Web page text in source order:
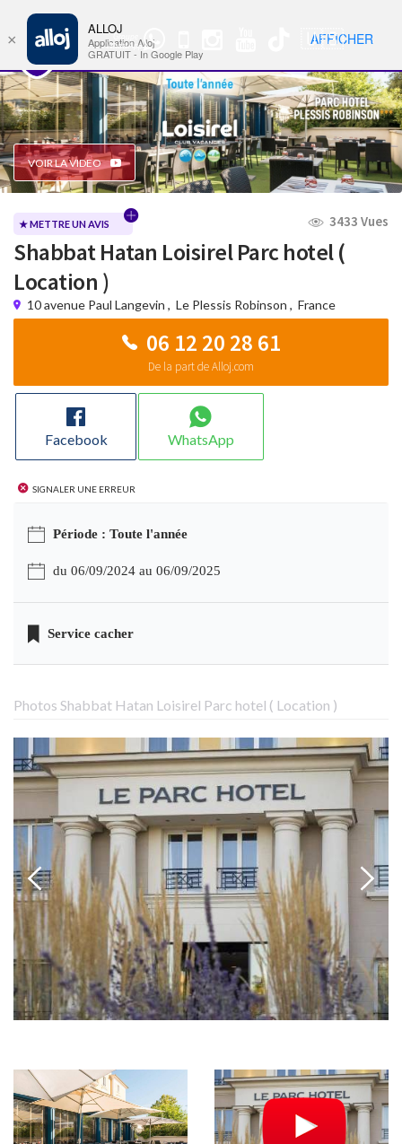
Groupe
WhatsApp
🇺🇸 Nav
VOIR LA VIDEO
★ METTRE UN AVIS 3433 Vues
Shabbat Hatan Loisirel Parc hotel (
Location )
10 avenue Paul Langevin , Le Plessis Robinson , France
06 12 20 28 61
De la part de Alloj.com
Facebook WhatsApp
Signaler une erreur
Période : Toute l'année
du 06/09/2024 au 06/09/2025
Service cacher
Photos Shabbat Hatan Loisirel Parc hotel ( Location )
×
ALLOJ
Application Alloj
GRATUIT - In Google Play
AFFICHER